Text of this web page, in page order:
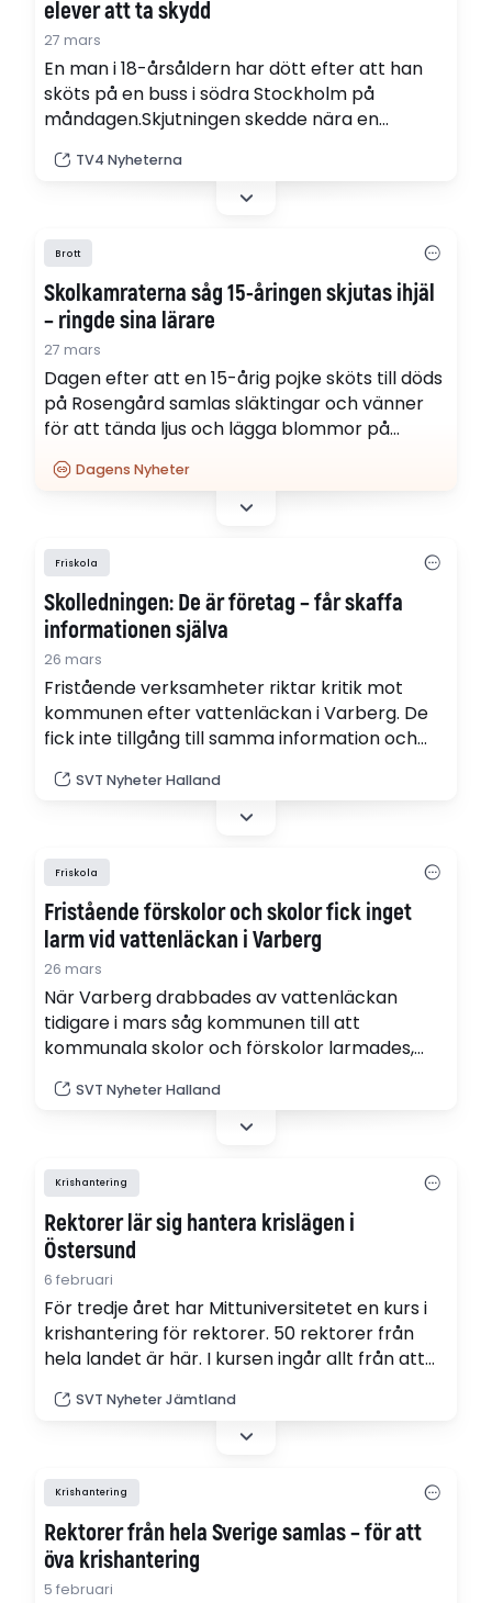
elever att ta skydd
27 mars
En man i 18-årsåldern har dött efter att han
sköts på en buss i södra Stockholm på
måndagen.Skjutningen skedde nära en
lärare inrymdes och fick larm om pågående
dödligt våld. "En av våra kollegor kommer
som pågår", säger Malin Einervall som…
TV4 Nyheterna
Brott
Skolkamraterna såg 15-åringen skjutas ihjäl
– ringde sina lärare
27 mars
Dagen efter att en 15-årig pojke sköts till döds
på Rosengård samlas släktingar och vänner
för att tända ljus och lägga blommor på
platsen. Skolkamrater till pojken såg honom
mördas och ringde sina lärare direkt efteråt.
"Det blir ett trauma", säger utbildningschefen
Dagens Nyheter
Friskola
Skolledningen: De är företag – får skaffa
informationen själva
26 mars
Fristående verksamheter riktar kritik mot
kommunen efter vattenläckan i Varberg. De
fick inte tillgång till samma information och
de. "Alla fristående verksamheter är egna
företag, de är egna kunder till Vivab", säger
på att hon inte har ansvar för fristående
skolor och förskolor som har…
SVT Nyheter Halland
Friskola
Fristående förskolor och skolor fick inget
larm vid vattenläckan i Varberg
26 mars
När Varberg drabbades av vattenläckan
tidigare i mars såg kommunen till att
kommunala skolor och förskolor larmades,
Men de privata verksamheterna omfattades
SVT Nyheter Halland
Krishantering
Rektorer lär sig hantera krislägen i
Östersund
6 februari
För tredje året har Mittuniversitetet en kurs i
krishantering för rektorer. 50 rektorer från
hela landet är här. I kursen ingår allt från att
bemöta aggressiva föräldrar.
SVT Nyheter Jämtland
Krishantering
Rektorer från hela Sverige samlas – för att
öva krishantering
5 februari